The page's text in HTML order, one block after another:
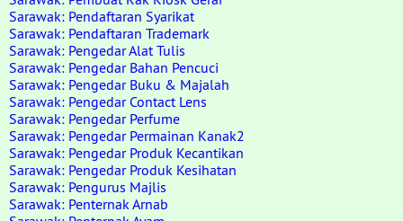
Sarawak: Pendaftaran Syarikat
Sarawak: Pendaftaran Trademark
Sarawak: Pengedar Alat Tulis
Sarawak: Pengedar Bahan Pencuci
Sarawak: Pengedar Buku & Majalah
Sarawak: Pengedar Contact Lens
Sarawak: Pengedar Perfume
Sarawak: Pengedar Permainan Kanak2
Sarawak: Pengedar Produk Kecantikan
Sarawak: Pengedar Produk Kesihatan
Sarawak: Pengurus Majlis
Sarawak: Penternak Arnab